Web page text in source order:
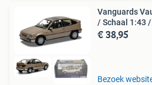
Vanguards
/ Schaal 1:43 /
€ 38,95
Bezoek